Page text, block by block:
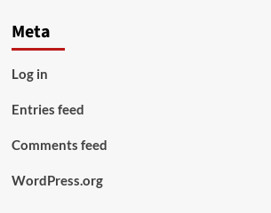
Meta
Log in
Entries feed
Comments feed
WordPress.org